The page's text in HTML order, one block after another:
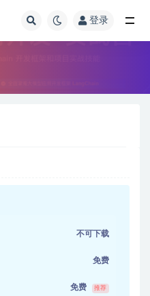
登录
不可下载
免费
免费 推荐